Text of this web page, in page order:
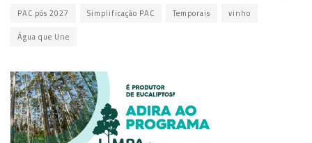
PAC pós 2027 Simplificação PAC Temporais vinho
Água que Une